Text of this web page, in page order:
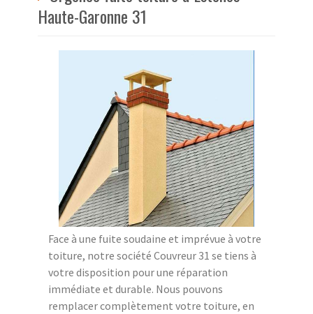
Haute-Garonne 31
Face à une fuite soudaine et imprévue à votre
toiture, notre société Couvreur 31 se tiens à
votre disposition pour une réparation
immédiate et durable. Nous pouvons
remplacer complètement votre toiture, en